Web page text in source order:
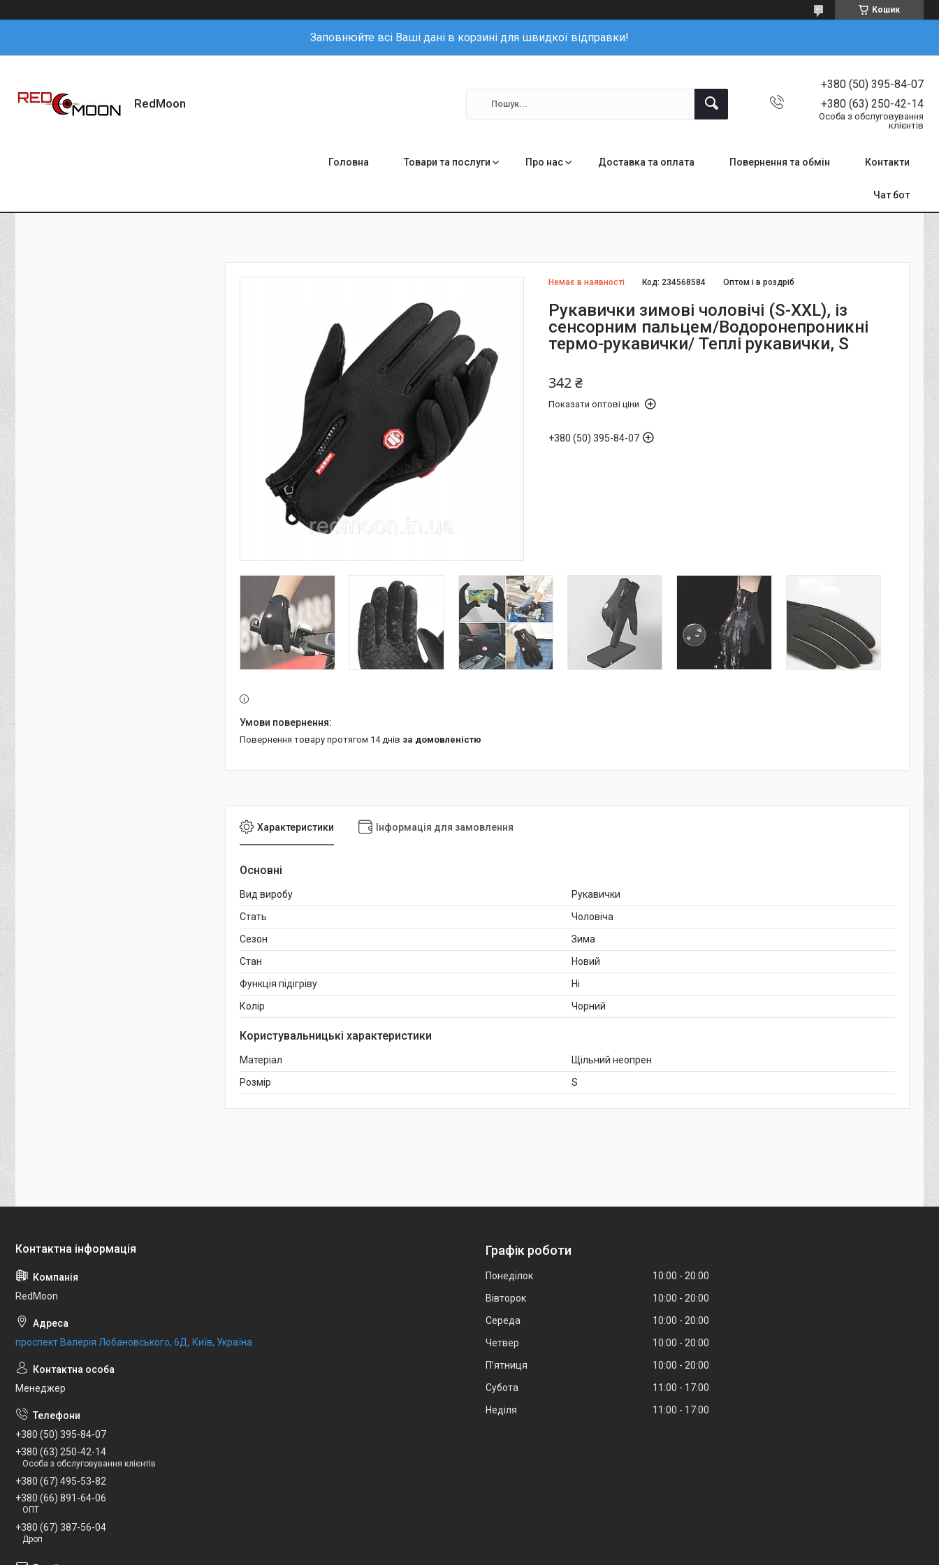
Кошик
Заповнюйте всі Ваші дані в корзині для швидкої відправки!
RedMoon
+380 (50) 395-84-07
+380 (63) 250-42-14
Особа з обслуговування
клієнтів
Головна Товари та послуги Про нас Доставка та оплата Повернення та обмін Контакти
Чат бот
Немає в наявності Оптом і в роздріб
Код: 234568584
Рукавички зимові чоловічі (S-XXL), із
сенсорним пальцем/Водоронепроникні
термо-рукавички/ Теплі рукавички, S
342 ₴
Показати оптові ціни
+380 (50) 395-84-07
повернення товару протягом 14 днів за домовленістю
Характеристики Інформація для замовлення
Основні
Вид виробу
Рукавички
Стать
Чоловіча
Сезон
Зима
Стан
Новий
Функція підігріву
Ні
Колір
Чорний
Користувальницькі характеристики
Матеріал
Щільний неопрен
Розмір
S
RedMoon
проспект Валерія Лобановського, 6Д, Київ, Україна
Менеджер
+380 (50) 395-84-07
+380 (63) 250-42-14
Особа з обслуговування клієнтів
+380 (67) 495-53-82
+380 (66) 891-64-06
ОПТ
+380 (67) 387-56-04
Дроп
Графік роботи
Понеділок 10:00
20:00
Вівторок
10:00
20:00
Середа
10:00
20:00
Четвер
10:00
20:00
Пʼятниця
10:00
20:00
Субота
11:00
17:00
Неділя
11:00 17:00